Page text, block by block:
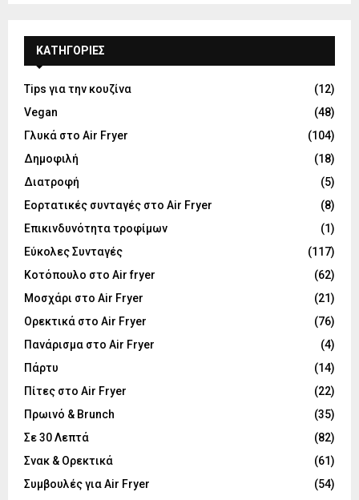
KΑΤΗΓΟΡΊΕΣ
Tips για την κουζίνα
(12)
Vegan
(48)
Γλυκά στο Air Fryer
(104)
Δημοφιλή
(18)
Διατροφή
(5)
Εορτατικές συνταγές στο Air Fryer
(8)
Επικινδυνότητα τροφίμων
(1)
Εύκολες Συνταγές
(117)
Κοτόπουλο στο Air fryer
(62)
Μοσχάρι στο Air Fryer
(21)
Ορεκτικά στο Air Fryer
(76)
Πανάρισμα στο Air Fryer
(4)
Πάρτυ
(14)
Πίτες στο Air Fryer
(22)
Πρωινό & Brunch
(35)
Σε 30 Λεπτά
(82)
Σνακ & Ορεκτικά
(61)
Συμβουλές για Air Fryer
(54)